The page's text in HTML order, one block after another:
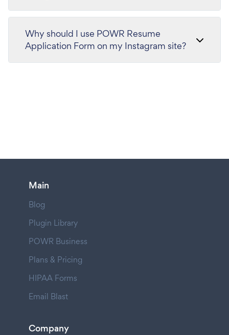
Why should I use POWR Resume
Application Form on my Instagram site?
Main
Blog
Plugin Library
POWR Business
Plans & Pricing
HIPAA Forms
Email Blast
Company